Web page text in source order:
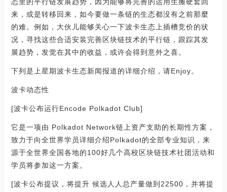
来，或是转移回来，如今要做一条链的生态都没有之前那麼
的难。例如，大伙儿能够关心一下波卡生态上插槽竞价的状
况，寻找这些合适安装完善区块链技术的平行链，跟踪其发
展趋势，发觉在其中的收益，或许会得到意外之喜。
下列是上星期波卡生态新闻报道的详细介绍，请Enjoy。
波卡动态性
[波卡公布运行Encode Polkadot Club]
它是一项由 Polkadot Network链上资产支助的长期性方案，
致力于向全世界学员详细介绍Polkadot的全部专业知识，来
源于全世界全国各地的100好几个高校区块链技术社团活动和
学员将参加这一方案。
[波卡公布提议，将提升 候选人人总产量做到22500，并将提